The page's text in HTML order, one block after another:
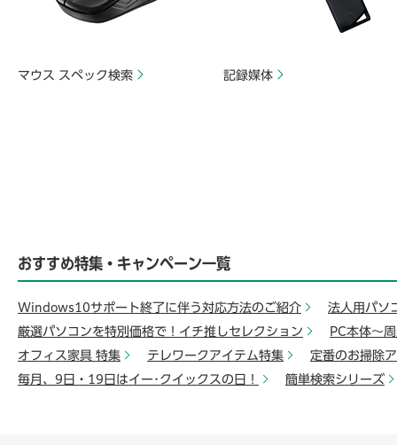
マウス スペック検索 記録媒体
おすすめ特集・キャンペーン一覧
Windows10サポート終了に伴う対応方法のご紹介
法人用パソ
厳選パソコンを特別価格で！イチ推しセレクション
PC本体～
オフィス家具 特集
テレワークアイテム特集
定番のお掃除
毎月、9日・19日はイー･クイックスの日！
簡単検索シリーズ